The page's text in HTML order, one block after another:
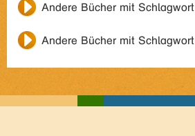
Andere Bücher mit Schlagwort
Andere Bücher mit Schlagwort